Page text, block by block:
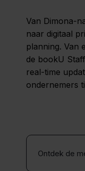
Van Dimona-
naar digitaal
planning. Van
de bookU
real-time
ondernemers
Ontdek de